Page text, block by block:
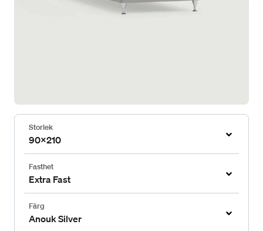
Storlek
90x210
Fasthet
Extra Fast
Färg
Anouk Silver